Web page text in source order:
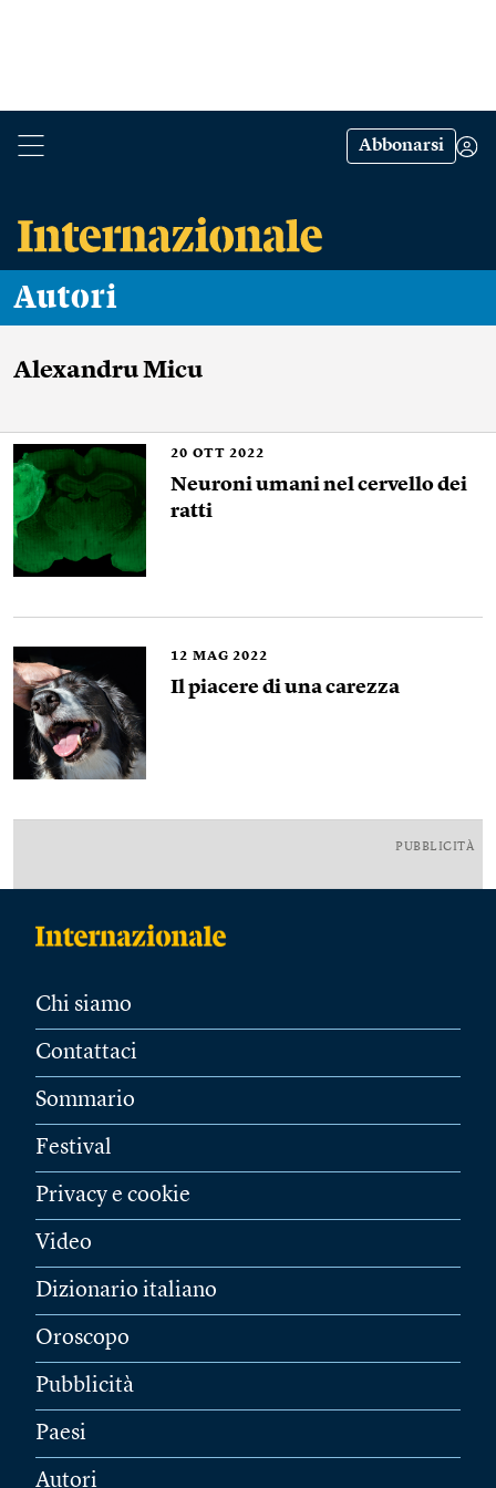
Abbonarsi
Autori
Alexandru Micu
20 OTT 2022
Neuroni umani nel cervello dei
ratti
12 MAG 2022
Il piacere di una carezza
PUBBLICITÀ
Chi siamo
Contattaci
Sommario
Festival
Privacy e cookie
Video
Dizionario italiano
Oroscopo
Pubblicità
Paesi
Autori